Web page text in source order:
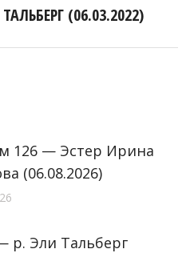
Следующая(06.03.2022)
126 — Эстер Ирина
(06.08.2026)
р. Эли Тальберг